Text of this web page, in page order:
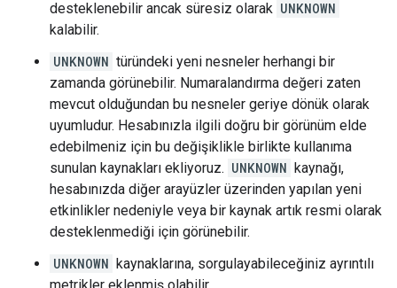
desteklenebilir ancak süresiz olarak UNKNOWN
kalabilir.
UNKNOWN türündeki yeni nesneler herhangi bir
zamanda görünebilir. Numaralandırma değeri zaten
mevcut olduğundan bu nesneler geriye dönük olarak
uyumludur. Hesabınızla ilgili doğru bir görünüm elde
edebilmeniz için bu değişiklikle birlikte kullanıma
sunulan kaynakları ekliyoruz. UNKNOWN kaynağı,
hesabınızda diğer arayüzler üzerinden yapılan yeni
etkinlikler nedeniyle veya bir kaynak artık resmi olarak
desteklenmediği için görünebilir.
UNKNOWN kaynaklarına, sorgulayabileceğiniz ayrıntılı